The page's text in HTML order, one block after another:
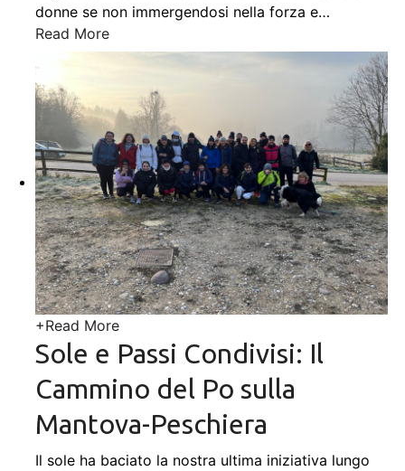
donne se non immergendosi nella forza e…
Read More
+Read More
Sole e Passi Condivisi: Il
Cammino del Po sulla
Mantova-Peschiera
Il sole ha baciato la nostra ultima iniziativa lungo